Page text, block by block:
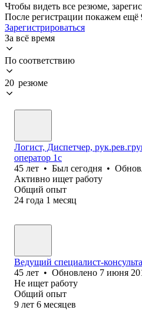
Чтобы видеть все резюме,
После регистрации покажем ещё
Зарегистрироваться
За всё время
По соответствию
20 резюме
Логист, Диспетчер,
оператор 1с
45 лет • Был сегодня •
Активно ищет работу
Общий опыт
24 года 1 месяц
Ведущий специалист-
45 лет • Обновлено 7 июня
Не ищет работу
Общий опыт
9 лет 6 месяцев